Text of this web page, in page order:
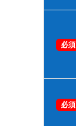
必須
必須